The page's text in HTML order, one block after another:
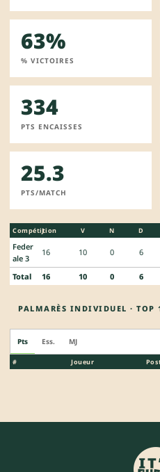
63%
% VICTOIRES
334
PTS ENCAISSES
25.3
PTS/MATCH
Compétition
J V N D
Feder
ale 3
16 10 0 6
Total 16 10 0 6
PALMARÈS INDIVIDUEL · TOP
Pts Ess. MJ
# Joueur